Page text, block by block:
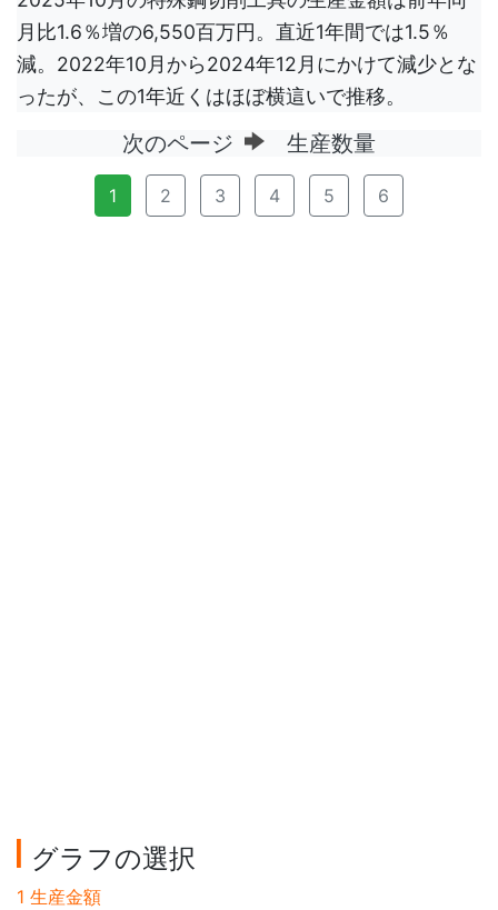
月比1.6％増の6,550百万円。直近1年間では1.5％
減。2022年10月から2024年12月にかけて減少とな
ったが、この1年近くはほぼ横這いで推移。
次のページ 生産数量
1 2 3 4 5 6
グラフの選択
1 生産金額